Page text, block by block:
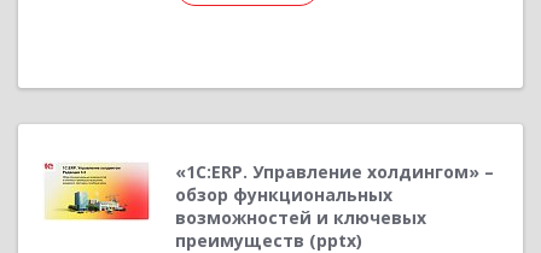
«1С:ERP. Управление холдингом» –
обзор функциональных
возможностей и ключевых
преимуществ (pptx)